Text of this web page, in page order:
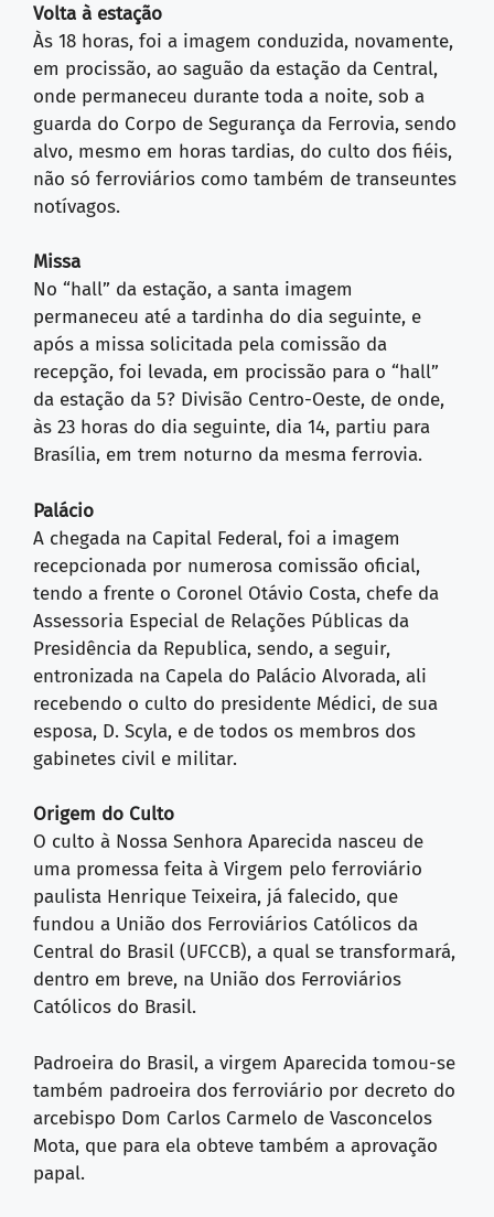
Volta à estação
Às 18 horas, foi a imagem conduzida, novamente,
em procissão, ao saguão da estação da Central,
onde permaneceu durante toda a noite, sob a
guarda do Corpo de Segurança da Ferrovia, sendo
alvo, mesmo em horas tardias, do culto dos fiéis,
não só ferroviários como também de transeuntes
notívagos.
Missa
No “hall” da estação, a santa imagem
permaneceu até a tardinha do dia seguinte, e
após a missa solicitada pela comissão da
recepção, foi levada, em procissão para o “hall”
da estação da 5? Divisão Centro-Oeste, de onde,
às 23 horas do dia seguinte, dia 14, partiu para
Brasília, em trem noturno da mesma ferrovia.
Palácio
A chegada na Capital Federal, foi a imagem
recepcionada por numerosa comissão oficial,
tendo a frente o Coronel Otávio Costa, chefe da
Assessoria Especial de Relações Públicas da
Presidência da Republica, sendo, a seguir,
entronizada na Capela do Palácio Alvorada, ali
recebendo o culto do presidente Médici, de sua
esposa, D. Scyla, e de todos os membros dos
gabinetes civil e militar.
Origem do Culto
O culto à Nossa Senhora Aparecida nasceu de
uma promessa feita à Virgem pelo ferroviário
paulista Henrique Teixeira, já falecido, que
fundou a União dos Ferroviários Católicos da
Central do Brasil (UFCCB), a qual se transformará,
dentro em breve, na União dos Ferroviários
Católicos do Brasil.
Padroeira do Brasil, a virgem Aparecida tomou-se
também padroeira dos ferroviário por decreto do
arcebispo Dom Carlos Carmelo de Vasconcelos
Mota, que para ela obteve também a aprovação
papal.